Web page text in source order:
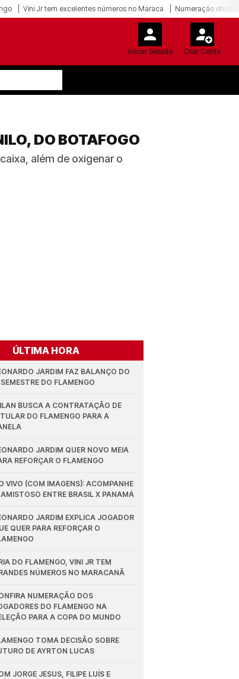
Vini Jr tem excelentes números no Maraca Numeração oficial
Iniciar Sessão Criar Conta
DO BOTAFOGO
além de oxigenar o
ÚLTIMA HORA
JARDIM FAZ BALANÇO DO
SEMESTRE DO FLAMENGO
BUSCA A CONTRATAÇÃO DE
DO FLAMENGO PARA A
JARDIM QUER NOVO MEIA
REFORÇAR O FLAMENGO
VIVO (COM IMAGENS): ACOMPANHE
ENTRE BRASIL X PANAMÁ
JARDIM EXPLICA JOGADOR
QUER PARA REFORÇAR O
DO FLAMENGO, VINI JR TEM
NÚMEROS NO MARACANÃ
NUMERAÇÃO DOS
DO FLAMENGO NA
PARA A COPA DO MUNDO
TOMA DECISÃO SOBRE
DE AYRTON LUCAS
JORGE JESUS, FILIPE LUÍS E